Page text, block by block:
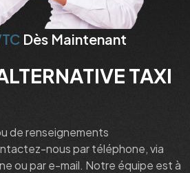
Dès Maintenant
TAXI
de renseignements
nous par téléphone, via
ou par e-mail. Notre équipe est à